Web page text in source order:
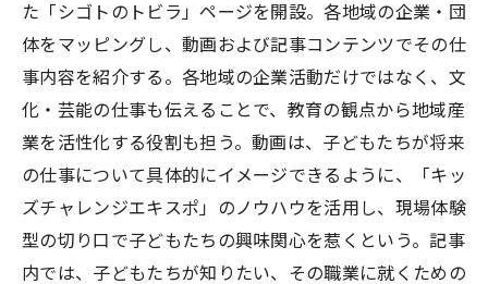
た「シゴトのトビラ」ページを開設。各地域の企業・団
体をマッピングし、動画および記事コンテンツでその仕
事内容を紹介する。各地域の企業活動だけではなく、文
化・芸能の仕事も伝えることで、教育の観点から地域産
業を活性化する役割も担う。動画は、子どもたちが将来
の仕事について具体的にイメージできるように、「キッ
ズチャレンジエキスポ」のノウハウを活用し、現場体験
型の切り口で子どもたちの興味関心を惹くという。記事
内では、子どもたちが知りたい、その職業に就くための